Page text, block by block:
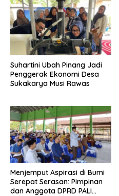
Suhartini Ubah Pinang Jadi
Penggerak Ekonomi Desa
Sukakarya Musi Rawas
Menjemput Aspirasi di Bumi
Serepat Serasan: Pimpinan
dan Anggota DPRD PALI